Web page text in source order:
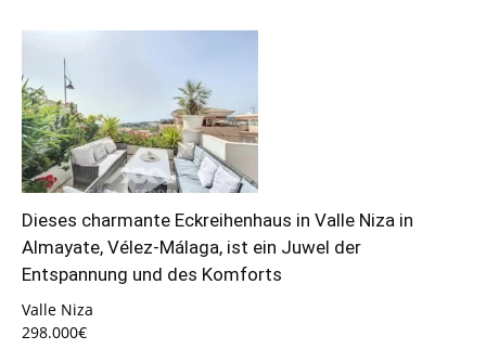
Dieses charmante Eckreihenhaus in Valle Niza in
Almayate, Vélez-Málaga, ist ein Juwel der
Entspannung und des Komforts
Valle Niza
298.000€